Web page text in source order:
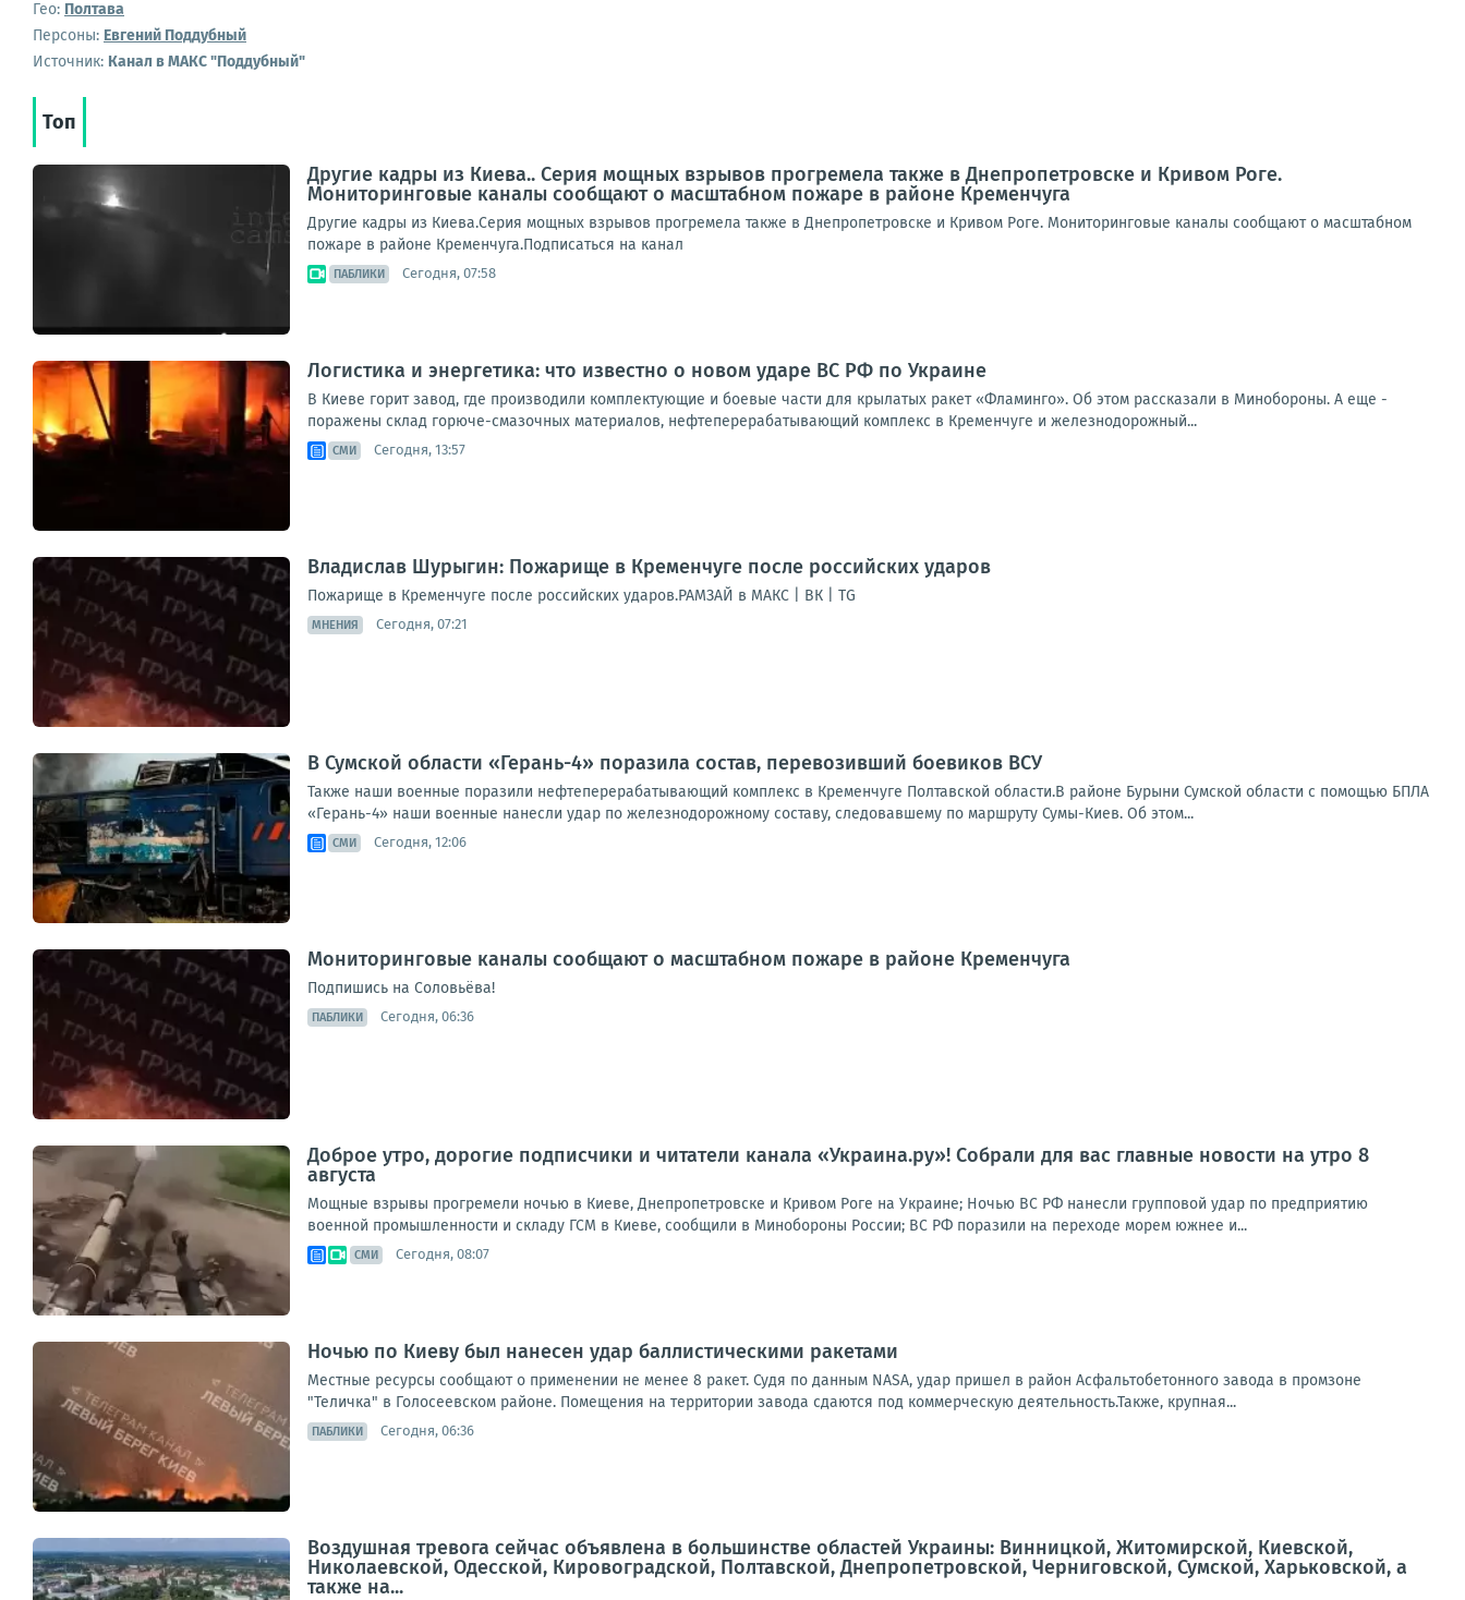
Гео: Полтава
Персоны: Евгений Поддубный
Источник: Канал в МАКС "Поддубный"
Топ
Другие кадры из Киева.. Серия мощных взрывов прогремела также в Днепропетровске и Кривом Роге.
Мониторинговые каналы сообщают о масштабном пожаре в районе Кременчуга
Другие кадры из Киева.Серия мощных взрывов прогремела также в Днепропетровске и Кривом Роге. Мониторинговые каналы сообщают о масштабном
пожаре в районе Кременчуга.Подписаться на канал
ПАБЛИКИ Сегодня, 07:58
Логистика и энергетика: что известно о новом ударе ВС РФ по Украине
В Киеве горит завод, где производили комплектующие и боевые части для крылатых ракет «Фламинго». Об этом рассказали в Минобороны. А еще -
поражены склад горюче-смазочных материалов, нефтеперерабатывающий комплекс в Кременчуге и железнодорожный...
СМИ Сегодня, 13:57
Владислав Шурыгин: Пожарище в Кременчуге после российских ударов
Пожарище в Кременчуге после российских ударов.РАМЗАЙ в МАКС | ВК | TG
МНЕНИЯ Сегодня, 07:21
В Сумской области «Герань-4» поразила состав, перевозивший боевиков ВСУ
Также наши военные поразили нефтеперерабатывающий комплекс в Кременчуге Полтавской области.В районе Бурыни Сумской области с помощью БПЛА
«Герань-4» наши военные нанесли удар по железнодорожному составу, следовавшему по маршруту Сумы-Киев. Об этом...
СМИ Сегодня, 12:06
Мониторинговые каналы сообщают о масштабном пожаре в районе Кременчуга
Подпишись на Соловьёва!
ПАБЛИКИ Сегодня, 06:36
Доброе утро, дорогие подписчики и читатели канала «Украина.ру»! Собрали для вас главные новости на утро 8
августа
Мощные взрывы прогремели ночью в Киеве, Днепропетровске и Кривом Роге на Украине; Ночью ВС РФ нанесли групповой удар по предприятию
военной промышленности и складу ГСМ в Киеве, сообщили в Минобороны России; ВС РФ поразили на переходе морем южнее и...
СМИ Сегодня, 08:07
Ночью по Киеву был нанесен удар баллистическими ракетами
Местные ресурсы сообщают о применении не менее 8 ракет. Судя по данным NASA, удар пришел в район Асфальтобетонного завода в промзоне
"Теличка" в Голосеевском районе. Помещения на территории завода сдаются под коммерческую деятельность.Также, крупная...
ПАБЛИКИ Сегодня, 06:36
Воздушная тревога сейчас объявлена в большинстве областей Украины: Винницкой, Житомирской, Киевской,
Николаевской, Одесской, Кировоградской, Полтавской, Днепропетровской, Черниговской, Сумской, Харьковской, а
также на...